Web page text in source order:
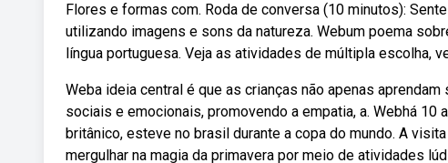
Flores e formas com. Roda de conversa (10 minutos):
utilizando imagens e sons da natureza. Webum poema
língua portuguesa. Veja as atividades de múltipla escolha,
Weba ideia central é que as crianças não apenas
sociais e emocionais, promovendo a empatia, a. Webhá 10
britânico, esteve no brasil durante a copa do mundo. A
mergulhar na magia da primavera por meio de atividades